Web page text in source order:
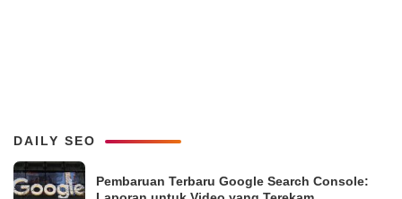
DAILY SEO
Pembaruan Terbaru Google Search Console: